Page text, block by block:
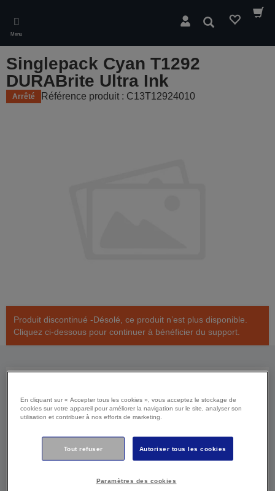
main
content
Menu
Rechercher
Singlepack Cyan T1292
DURABrite Ultra Ink
Arrêté Référence produit : C13T12924010
Produit discontinué -Désolé, ce produit n’est plus disponible.
Cliquez ci-dessous pour continuer à bénéficier du support.
Multipack
Sélectionner l'emballage
En cliquant sur « Accepter tous les cookies », vous acceptez le stockage de
cookies sur votre appareil pour améliorer la navigation sur le site, analyser son
utilisation et contribuer à nos efforts de marketing.
Tout refuser Autoriser tous les cookies
Paramètres des cookies